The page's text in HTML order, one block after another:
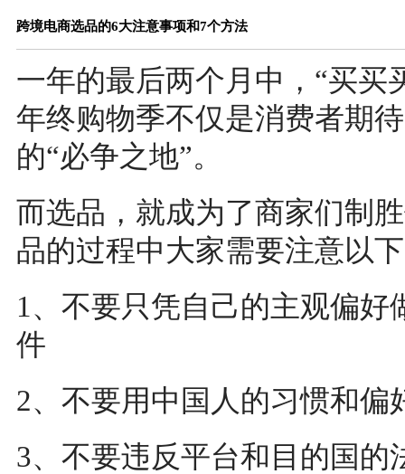
跨境电商选品的6大注意事项和7个方法
一年的最后两个月中，“买买
年终购物季不仅是消费者期
的“必争之地”。
而选品，就成为了商家们制
品的过程中大家需要注意以
1、不要只凭自己的主观偏
件
2、不要用中国人的习惯和
3、不要违反平台和目的国